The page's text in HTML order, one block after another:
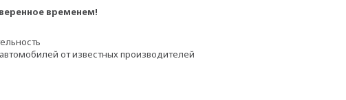
временем!
от известных производителей